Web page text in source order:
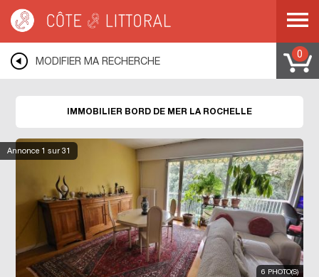
MARITIME
> LA ROCHELLE
MODIFIER MA RECHERCHE
0
Annonce 1 sur 31
IMMOBILIER BORD DE MER LA ROCHELLE
6 PHOTO(S)